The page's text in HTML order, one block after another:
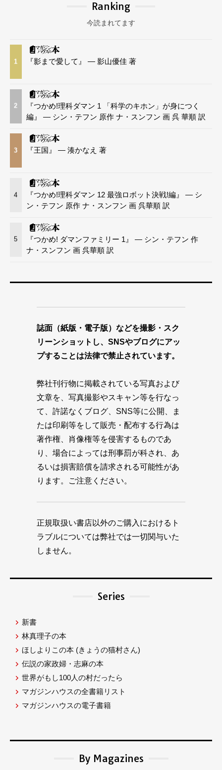
Ranking
今読まれてます
1 『影まで愛して』 — 影山優佳 著
2
『つかめ!理科ダマン 1 「科学のキホン」が身につく
編』 — シン・テフン 原作 ナ・スンフン 画 呉 華順 訳
3 『王国』 — 湊かなえ 著
4
『つかめ!理科ダマン 12 最強ロボット決戦!編』 — シ
ン・テフン 原作 ナ・スンフン 画 呉華順 訳
5
『つかめ! ダマンファミリー 1』 — シン・テフン 作
ナ・スンフン 画 呉華順 訳
誌面（紙版・電子版）などを撮影・スク
リーンショットし、SNSやブログにアッ
プすることは法律で禁止されています。
弊社刊行物に掲載されている写真および
文章を、写真撮影やスキャン等を行なっ
て、許諾なくブログ、SNS等に公開、ま
たは印刷等をして販売・配布する行為は
著作権、肖像権等を侵害するものであ
り、場合によっては刑事罰が科され、あ
るいは損害賠償を請求される可能性があ
ります。ご注意ください。
正規取扱い書店以外のご購入におけるト
ラブルについては弊社では一切関与いた
しません。
Series
新書
林真理子の本
ほしよりこの本 (きょうの猫村さん)
伝説の家政婦・志麻の本
世界がもし100人の村だったら
マガジンハウスの全書籍リスト
マガジンハウスの電子書籍
By Magazines